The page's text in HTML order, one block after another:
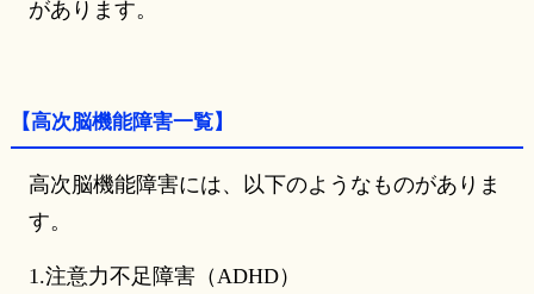
があります。
【高次脳機能障害一覧】
高次脳機能障害には、以下のようなものがありま
す。
1.注意力不足障害（ADHD）